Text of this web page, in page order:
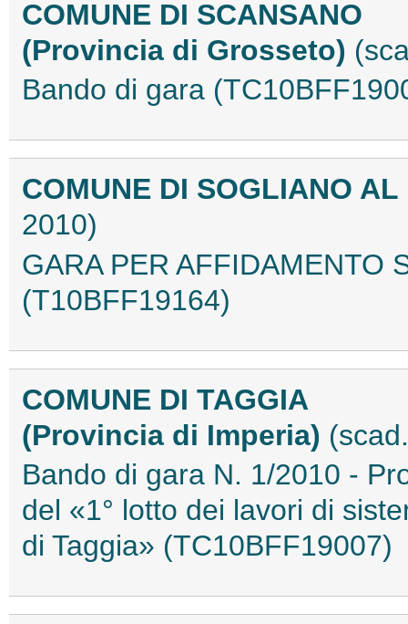
COMUNE DI SCANSANO
(Provincia di Grosseto)
Bando di gara
COMUNE DI SOGLIANO
2010)
GARA PER AFFIDAMENTO
(T10BFF19164)
COMUNE DI TAGGIA
(Provincia di Imperia)
Bando di gara N. 1/2010 -
del «1° lotto dei lavori di
di Taggia» (TC10BFF19007)